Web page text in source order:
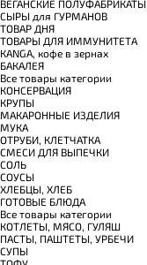
ВЕГАНСКИЕ ПОЛУФАБРИКАТЫ
СЫРЫ для ГУРМАНОВ
TОВАР ДНЯ
TОВАРЫ ДЛЯ ИММУНИТЕТА
КANGA, кофе в зернах
БАКАЛЕЯ
Все товары категории
КОНСЕРВАЦИЯ
КРУПЫ
МАКАРОННЫЕ ИЗДЕЛИЯ
МУКА
ОТРУБИ, КЛЕТЧАТКА
СМЕСИ ДЛЯ ВЫПЕЧКИ
СОЛЬ
СОУСЫ
ХЛЕБЦЫ, ХЛЕБ
ГОТОВЫЕ БЛЮДА
Все товары категории
КОТЛЕТЫ, МЯСО, ГУЛЯШ
ПАСТЫ, ПАШТЕТЫ, УРБЕЧИ
СУПЫ